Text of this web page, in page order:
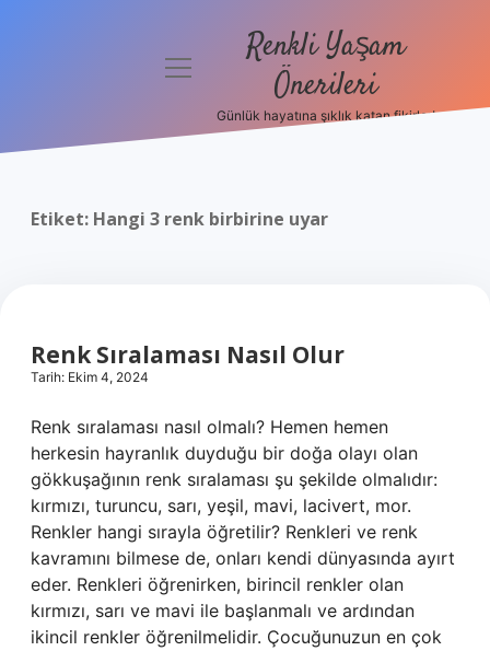
Politikası
menüyü
Renkli Yaşam
Önerileri
Günlük hayatına şıklık katan fikirler!
Etiket: Hangi 3 renk birbirine uyar
Renk Sıralaması Nasıl Olur
Tarih: Ekim 4, 2024
Renk sıralaması nasıl olmalı? Hemen hemen
herkesin hayranlık duyduğu bir doğa olayı olan
gökkuşağının renk sıralaması şu şekilde olmalıdır:
kırmızı, turuncu, sarı, yeşil, mavi, lacivert, mor.
Renkler hangi sırayla öğretilir? Renkleri ve renk
kavramını bilmese de, onları kendi dünyasında ayırt
eder. Renkleri öğrenirken, birincil renkler olan
kırmızı, sarı ve mavi ile başlanmalı ve ardından
ikincil renkler öğrenilmelidir. Çocuğunuzun en çok